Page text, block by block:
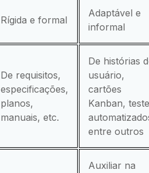
Rígida e formal
Adaptável e
informal
De requisitos,
especificações,
planos,
manuais, etc.
De histórias
usuário,
cartões
Kanban,
entre outros
Auxiliar na